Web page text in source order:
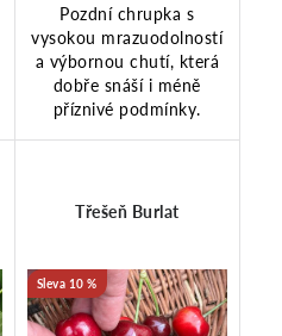
Pozdní chrupka s
vysokou mrazuodolností
a výbornou chutí, která
dobře snáší i méně
příznivé podmínky.
Třešeň Burlat
10 %